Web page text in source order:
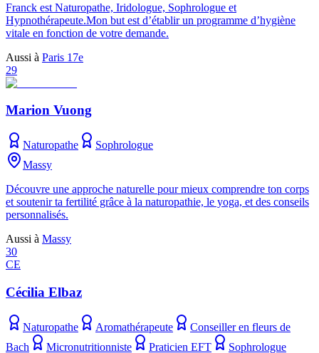
Franck est Naturopathe, Iridologue, Sophrologue et
Hypnothérapeute.Mon but est d’établir un programme d’hygiène
vitale en fonction de votre demande.
Aussi à Paris 17e
29
Marion Vuong
Naturopathe
Sophrologue
Massy
Découvre une approche naturelle pour mieux comprendre ton corps
et soutenir ta fertilité grâce à la naturopathie, le yoga, et des conseils
personnalisés.
Aussi à Massy
30
CE
Cécilia Elbaz
Naturopathe Aromathérapeute
Conseiller en fleurs de
Bach
Micronutritionniste Praticien EFT Sophrologue